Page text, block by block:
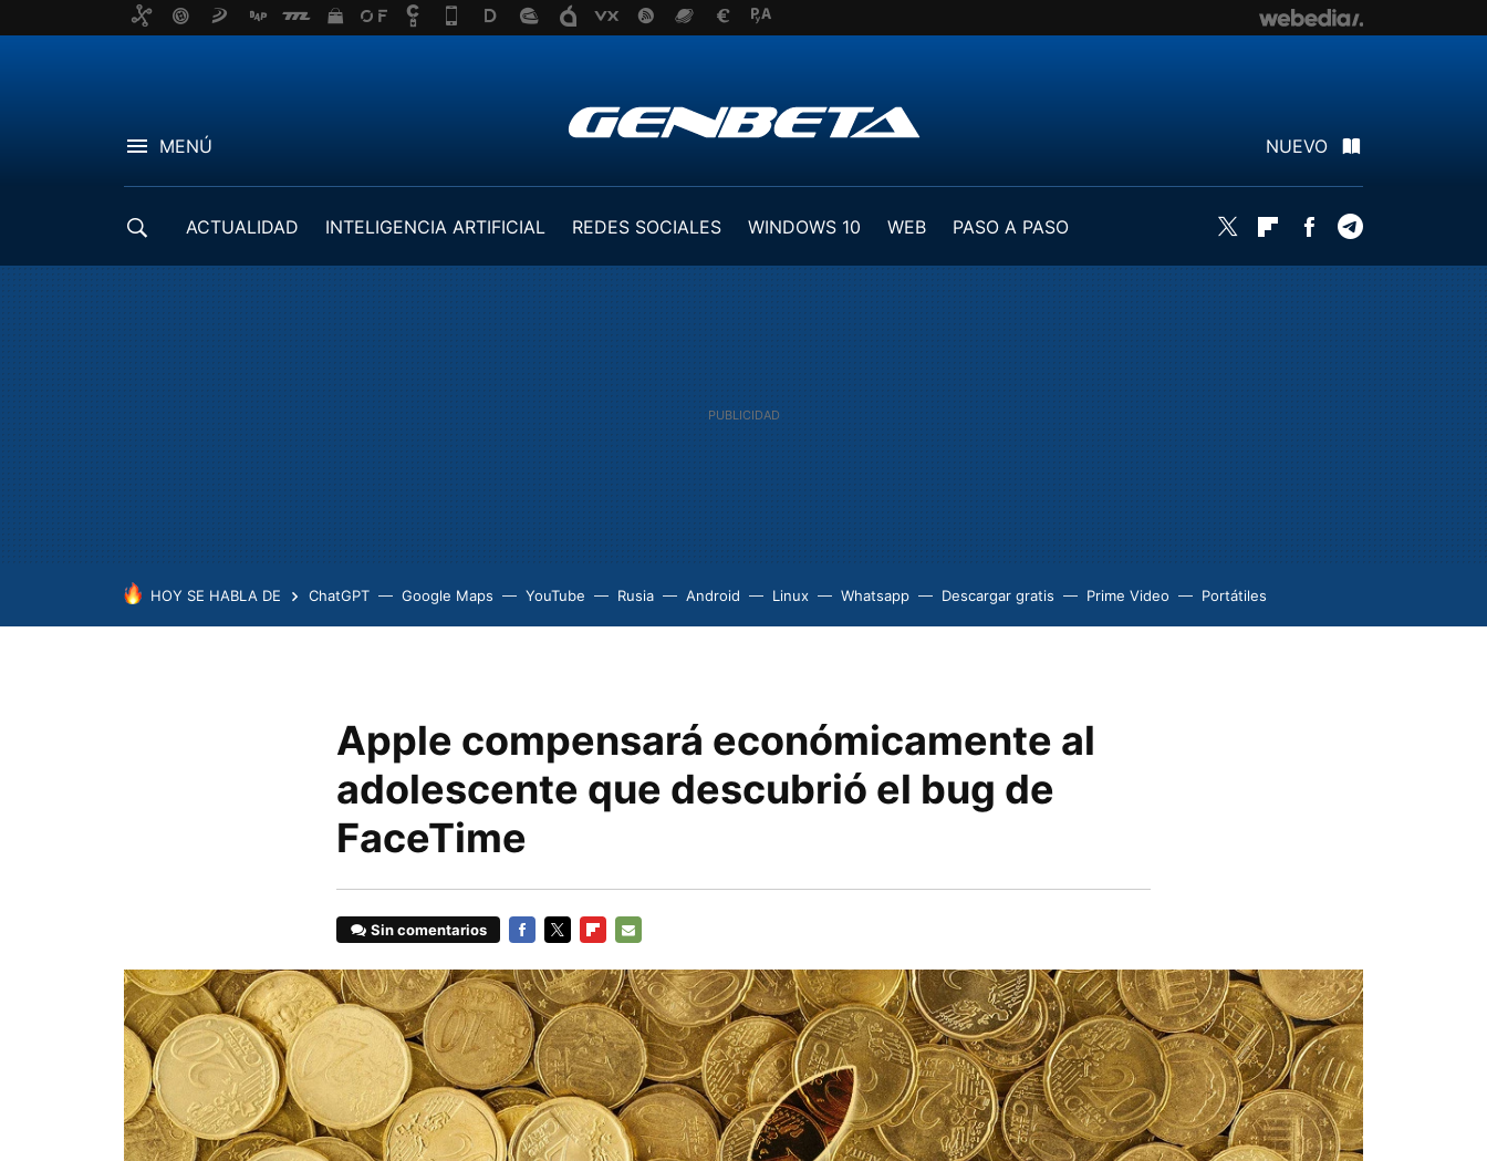
MENÚ NUEVO
ACTUALIDAD INTELIGENCIA ARTIFICIAL REDES SOCIALES WINDOWS 10 WEB
PASO A PASO
Twitter FlipboardFacebook
HOY SE HABLA DE ChatGPT Google Maps YouTube Rusia Android Linux Whatsapp Descargar gratis Prime Video Portátiles
Apple compensará económicamente al
adolescente que descubrió el bug de
FaceTime
Sin comentarios
MAIL